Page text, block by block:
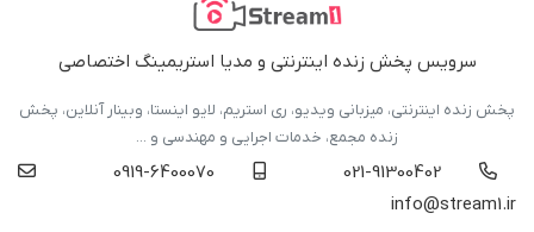
سرویس پخش زنده اینترنتی و مدیا استریمینگ اختصاصی
پخش زنده اینترنتی، میزبانی ویدیو، ری استریم، لایو اینستا، وبینار آنلاین، پخش
زنده مجمع، خدمات اجرایی و مهندسی و ...
021-91300402
0919-6400070
info@stream1.ir